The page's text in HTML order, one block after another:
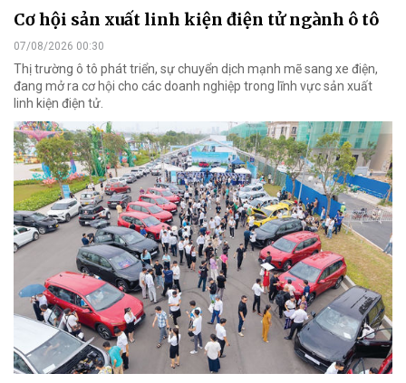
Cơ hội sản xuất linh kiện điện tử ngành ô tô
07/08/2026 00:30
Thị trường ô tô phát triển, sự chuyển dịch mạnh mẽ sang xe điện,
đang mở ra cơ hội cho các doanh nghiệp trong lĩnh vực sản xuất
linh kiện điện tử.